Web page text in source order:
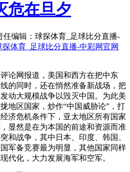
危在旦夕
任编辑：球探体育_足球比分直播-
探体育_足球比分直播-中彩网官网
评论网报道，美国和西方在把中东
的同时，还在悄然准备新战场，把
动大规模战争以毁灭中国。为此美
地区国家，炒作“中国威胁论”，打
济危机条件下，亚太地区所有国家
显然是在为本国的前途和资源而准
和战争，其中日本、印度、韩国、
军备竞赛最为明显，其他国家同样
代化，大力发展海军和空军。